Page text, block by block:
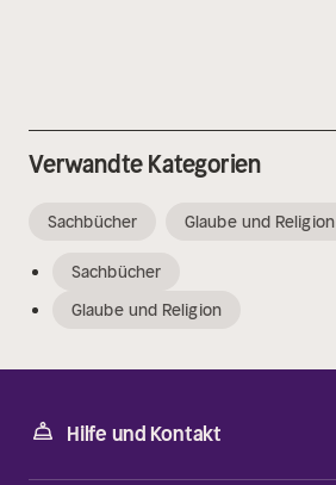
Verwandte Kategorien
Sachbücher Glaube und Religion
Sachbücher
Glaube und Religion
Hilfe und Kontakt